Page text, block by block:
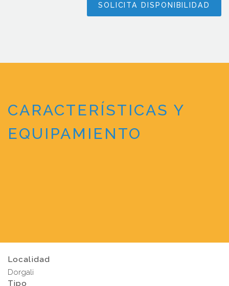
SOLICITA DISPONIBILIDAD
CARACTERÍSTICAS Y
EQUIPAMIENTO
Localidad
Dorgali
Tipo